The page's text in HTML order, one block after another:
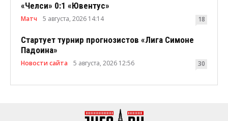
«Челси» 0:1 «Ювентус»
Матч 5 августа, 2026 14:14 18
Стартует турнир прогнозистов «Лига Симоне
Падоина»
Новости сайта 5 августа, 2026 12:56 30